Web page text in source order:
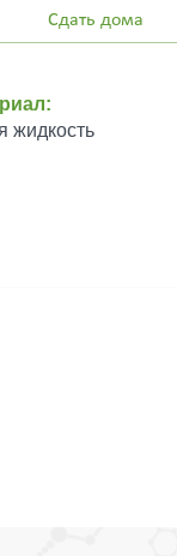
Сдать дома
жидкость